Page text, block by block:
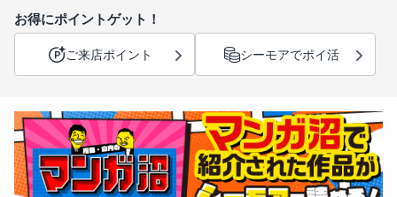
お得にポイントゲット！
ご来店ポイント シーモアでポイ活